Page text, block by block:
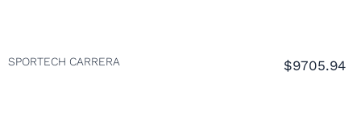
SPORTECH CARRERA $9705.94